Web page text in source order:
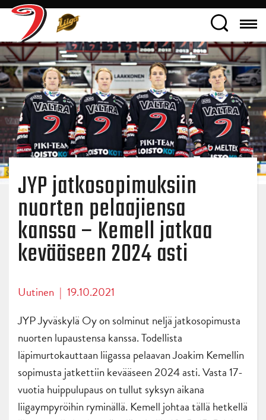
JYP jatkosopimuksiin
nuorten pelaajiensa
kanssa – Kemell jatkaa
kevääseen 2024 asti
Uutinen | 19.10.2021
JYP Jyväskylä Oy on solminut neljä jatkosopimusta
nuorten lupaustensa kanssa. Todellista
läpimurtokauttaan liigassa pelaavan Joakim Kemellin
sopimusta jatkettiin kevääseen 2024 asti. Vasta 17-
vuotia huippulupaus on tullut syksyn aikana
liigaympyröihin ryminällä. Kemell johtaa tällä hetkellä